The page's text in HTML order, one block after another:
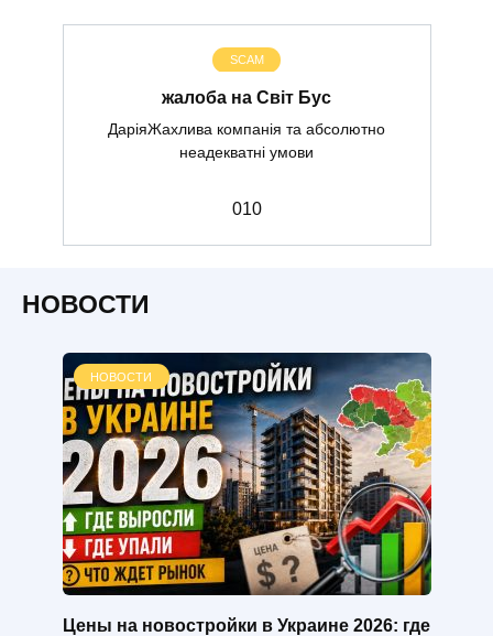
SCAM
жалоба на Світ Бус
ДаріяЖахлива компанія та абсолютно
неадекватні умови
010
НОВОСТИ
НОВОСТИ
Цены на новостройки в Украине 2026: где